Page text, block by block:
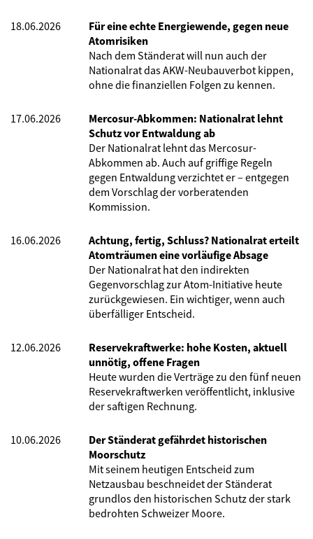
18.06.2026
Für eine echte Energiewende, gegen neue
Atomrisiken
Nach dem Ständerat will nun auch der
Nationalrat das AKW-Neubauverbot kippen,
ohne die finanziellen Folgen zu kennen.
17.06.2026
Mercosur-Abkommen: Nationalrat lehnt
Schutz vor Entwaldung ab
Der Nationalrat lehnt das Mercosur-
Abkommen ab. Auch auf griffige Regeln
gegen Entwaldung verzichtet er – entgegen
dem Vorschlag der vorberatenden
Kommission.
16.06.2026
Achtung, fertig, Schluss? Nationalrat erteilt
Atomträumen eine vorläufige Absage
Der Nationalrat hat den indirekten
Gegenvorschlag zur Atom-Initiative heute
zurückgewiesen. Ein wichtiger, wenn auch
überfälliger Entscheid.
12.06.2026
Reservekraftwerke: hohe Kosten, aktuell
unnötig, offene Fragen
Heute wurden die Verträge zu den fünf neuen
Reservekraftwerken veröffentlicht, inklusive
der saftigen Rechnung.
10.06.2026
Der Ständerat gefährdet historischen
Moorschutz
Mit seinem heutigen Entscheid zum
Netzausbau beschneidet der Ständerat
grundlos den historischen Schutz der stark
bedrohten Schweizer Moore.